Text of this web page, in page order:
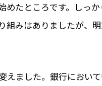
めたところです。しっ
組みはありましたが、
ました。銀行におい